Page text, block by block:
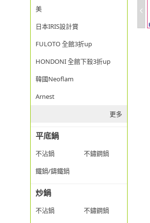
美
日本IRIS設計賞
FULOTO 全館3折up
HONDONI 全館下殺3折up
韓國Neoflam
Arnest
更多
平底鍋
不沾鍋
不鏽鋼鍋
鐵鍋/鑄鐵鍋
炒鍋
不沾鍋
不鏽鋼鍋